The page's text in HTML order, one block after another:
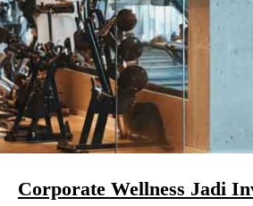
Corporate Wellness Jadi